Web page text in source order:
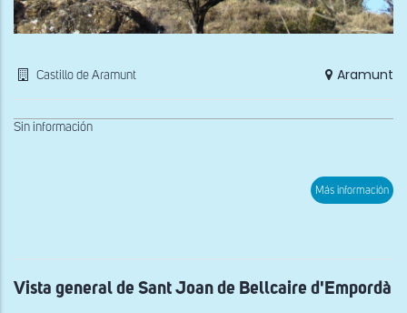
Castillo de Aramunt Aramunt
Sin información
Más información
de
Vista general de Sant Joan de Bellcaire d'Empordà